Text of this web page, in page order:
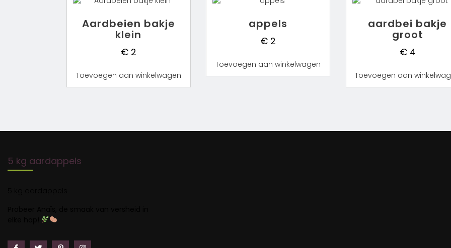
Aardbeien bakje
klein
€2
Toevoegen aan winkelwagen
appels
€ 2
Toevoegen aan winkelwagen
aardbei bakje
groot
€4
Toevoegen aan
5 kg aardappels